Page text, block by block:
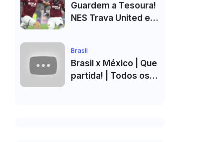
Guardem a Tesoura!
NES Trava United e
Brasil
Brasil x México | Que
partida! | Todos os